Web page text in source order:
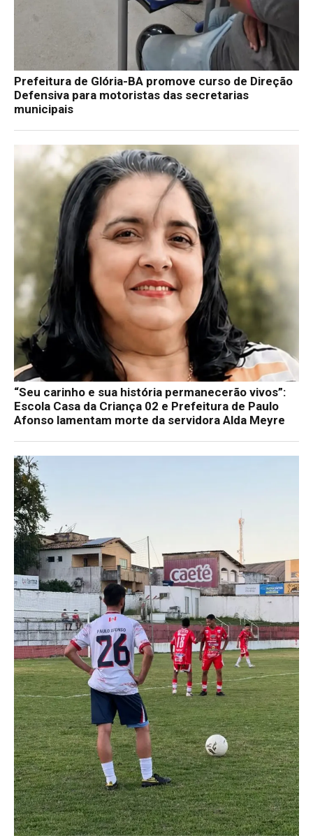
Prefeitura de Glória-BA promove curso de Direção
Defensiva para motoristas das secretarias
municipais
“Seu carinho e sua história permanecerão vivos”:
Escola Casa da Criança 02 e Prefeitura de Paulo
Afonso lamentam morte da servidora Alda Meyre